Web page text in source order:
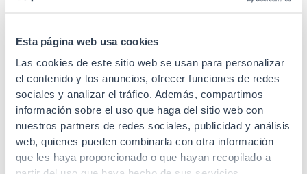
Esta página web usa cookies
Las cookies de este sitio web se usan para personalizar
el contenido y los anuncios, ofrecer funciones de redes
sociales y analizar el tráfico. Además, compartimos
información sobre el uso que haga del sitio web con
nuestros partners de redes sociales, publicidad y análisis
web, quienes pueden combinarla con otra información
que les haya proporcionado o que hayan recopilado a
Sección AWG 22-26
Contactos 8
Recubrimiento 50µ oro
Material cuerpo Policarbonato
Material de
contacto
Bronce fosforado